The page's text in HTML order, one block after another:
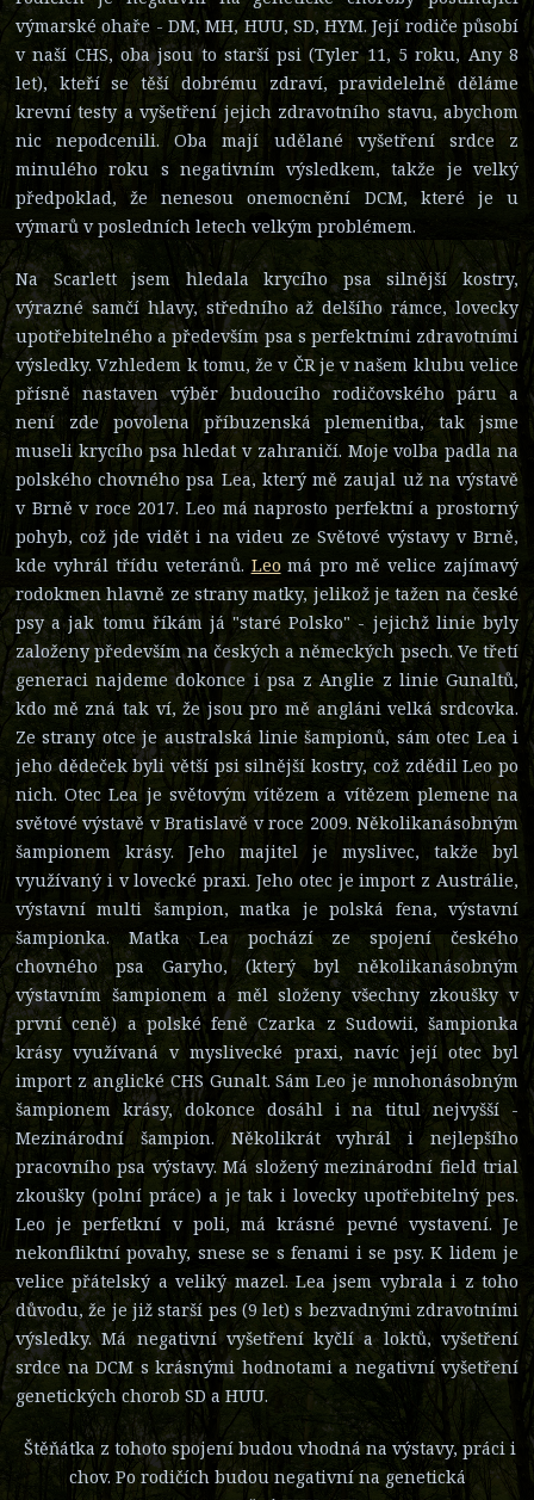
výmarské ohaře - DM, MH, HUU, SD, HYM. Její rodiče působí
v naší CHS, oba jsou to starší psi (Tyler 11, 5 roku, Any 8
let), kteří se těší dobrému zdraví, pravidelelně děláme
krevní testy a vyšetření jejich zdravotního stavu, abychom
nic nepodcenili. Oba mají udělané vyšetření srdce z
minulého roku s negativním výsledkem, takže je velký
předpoklad, že nenesou onemocnění DCM, které je u
výmarů v posledních letech velkým problémem.
Na Scarlett jsem hledala krycího psa silnější kostry,
výrazné samčí hlavy, středního až delšího rámce, lovecky
upotřebitelného a především psa s perfektními zdravotními
výsledky. Vzhledem k tomu, že v ČR je v našem klubu velice
přísně nastaven výběr budoucího rodičovského páru a
není zde povolena příbuzenská plemenitba, tak jsme
museli krycího psa hledat v zahraničí. Moje volba padla na
polského chovného psa Lea, který mě zaujal už na výstavě
v Brně v roce 2017. Leo má naprosto perfektní a prostorný
pohyb, což jde vidět i na videu ze Světové výstavy v Brně,
kde vyhrál třídu veteránů. Leo má pro mě velice zajímavý
rodokmen hlavně ze strany matky, jelikož je tažen na české
psy a jak tomu říkám já "staré Polsko" - jejichž linie byly
založeny především na českých a německých psech. Ve třetí
generaci najdeme dokonce i psa z Anglie z linie Gunaltů,
kdo mě zná tak ví, že jsou pro mě angláni velká srdcovka.
Ze strany otce je australská linie šampionů, sám otec Lea i
jeho dědeček byli větší psi silnější kostry, což zdědil Leo po
nich. Otec Lea je světovým vítězem a vítězem plemene na
světové výstavě v Bratislavě v roce 2009. Několikanásobným
šampionem krásy. Jeho majitel je myslivec, takže byl
využívaný i v lovecké praxi. Jeho otec je import z Austrálie,
výstavní multi šampion, matka je polská fena, výstavní
šampionka. Matka Lea pochází ze spojení českého
chovného psa Garyho, (který byl několikanásobným
výstavním šampionem a měl složeny všechny zkoušky v
první ceně) a polské feně Czarka z Sudowii, šampionka
krásy využívaná v myslivecké praxi, navíc její otec byl
import z anglické CHS Gunalt. Sám Leo je mnohonásobným
šampionem krásy, dokonce dosáhl i na titul nejvyšší -
Mezinárodní šampion. Několikrát vyhrál i nejlepšího
pracovního psa výstavy. Má složený mezinárodní field trial
zkoušky (polní práce) a je tak i lovecky upotřebitelný pes.
Leo je perfetkní v poli, má krásné pevné vystavení. Je
nekonfliktní povahy, snese se s fenami i se psy. K lidem je
velice přátelský a veliký mazel. Lea jsem vybrala i z toho
důvodu, že je již starší pes (9 let) s bezvadnými zdravotními
výsledky. Má negativní vyšetření kyčlí a loktů, vyšetření
srdce na DCM s krásnými hodnotami a negativní vyšetření
genetických chorob SD a HUU.
Štěňátka z tohoto spojení budou vhodná na výstavy, práci i
chov. Po rodičích budou negativní na genetická